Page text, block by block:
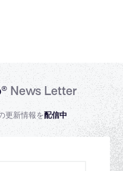
News Letter
更新情報を配信中